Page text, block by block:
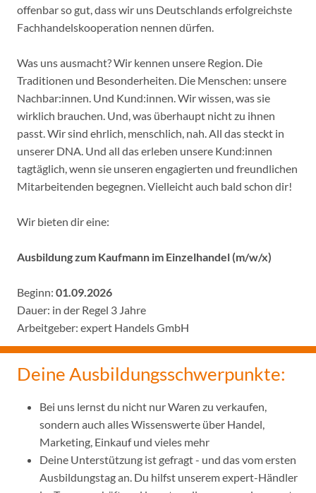
offenbar so gut, dass wir uns Deutschlands erfolgreichste
Fachhandelskooperation nennen dürfen.
Was uns ausmacht? Wir kennen unsere Region. Die
Traditionen und Besonderheiten. Die Menschen: unsere
Nachbar:innen. Und Kund:innen. Wir wissen, was sie
wirklich brauchen. Und, was überhaupt nicht zu ihnen
passt. Wir sind ehrlich, menschlich, nah. All das steckt in
unserer DNA. Und all das erleben unsere Kund:innen
tagtäglich, wenn sie unseren engagierten und freundlichen
Mitarbeitenden begegnen. Vielleicht auch bald schon dir!
Wir bieten dir eine:
Ausbildung zum Kaufmann im Einzelhandel (m/w/x)
Beginn: 01.09.2026
Dauer: in der Regel 3 Jahre
Arbeitgeber: expert Handels GmbH
Deine Ausbildungsschwerpunkte:
Bei uns lernst du nicht nur Waren zu verkaufen,
sondern auch alles Wissenswerte über Handel,
Marketing, Einkauf und vieles mehr
Deine Unterstützung ist gefragt - und das vom ersten
Ausbildungstag an. Du hilfst unserem expert-Händler